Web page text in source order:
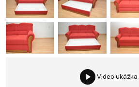
Video ukážka